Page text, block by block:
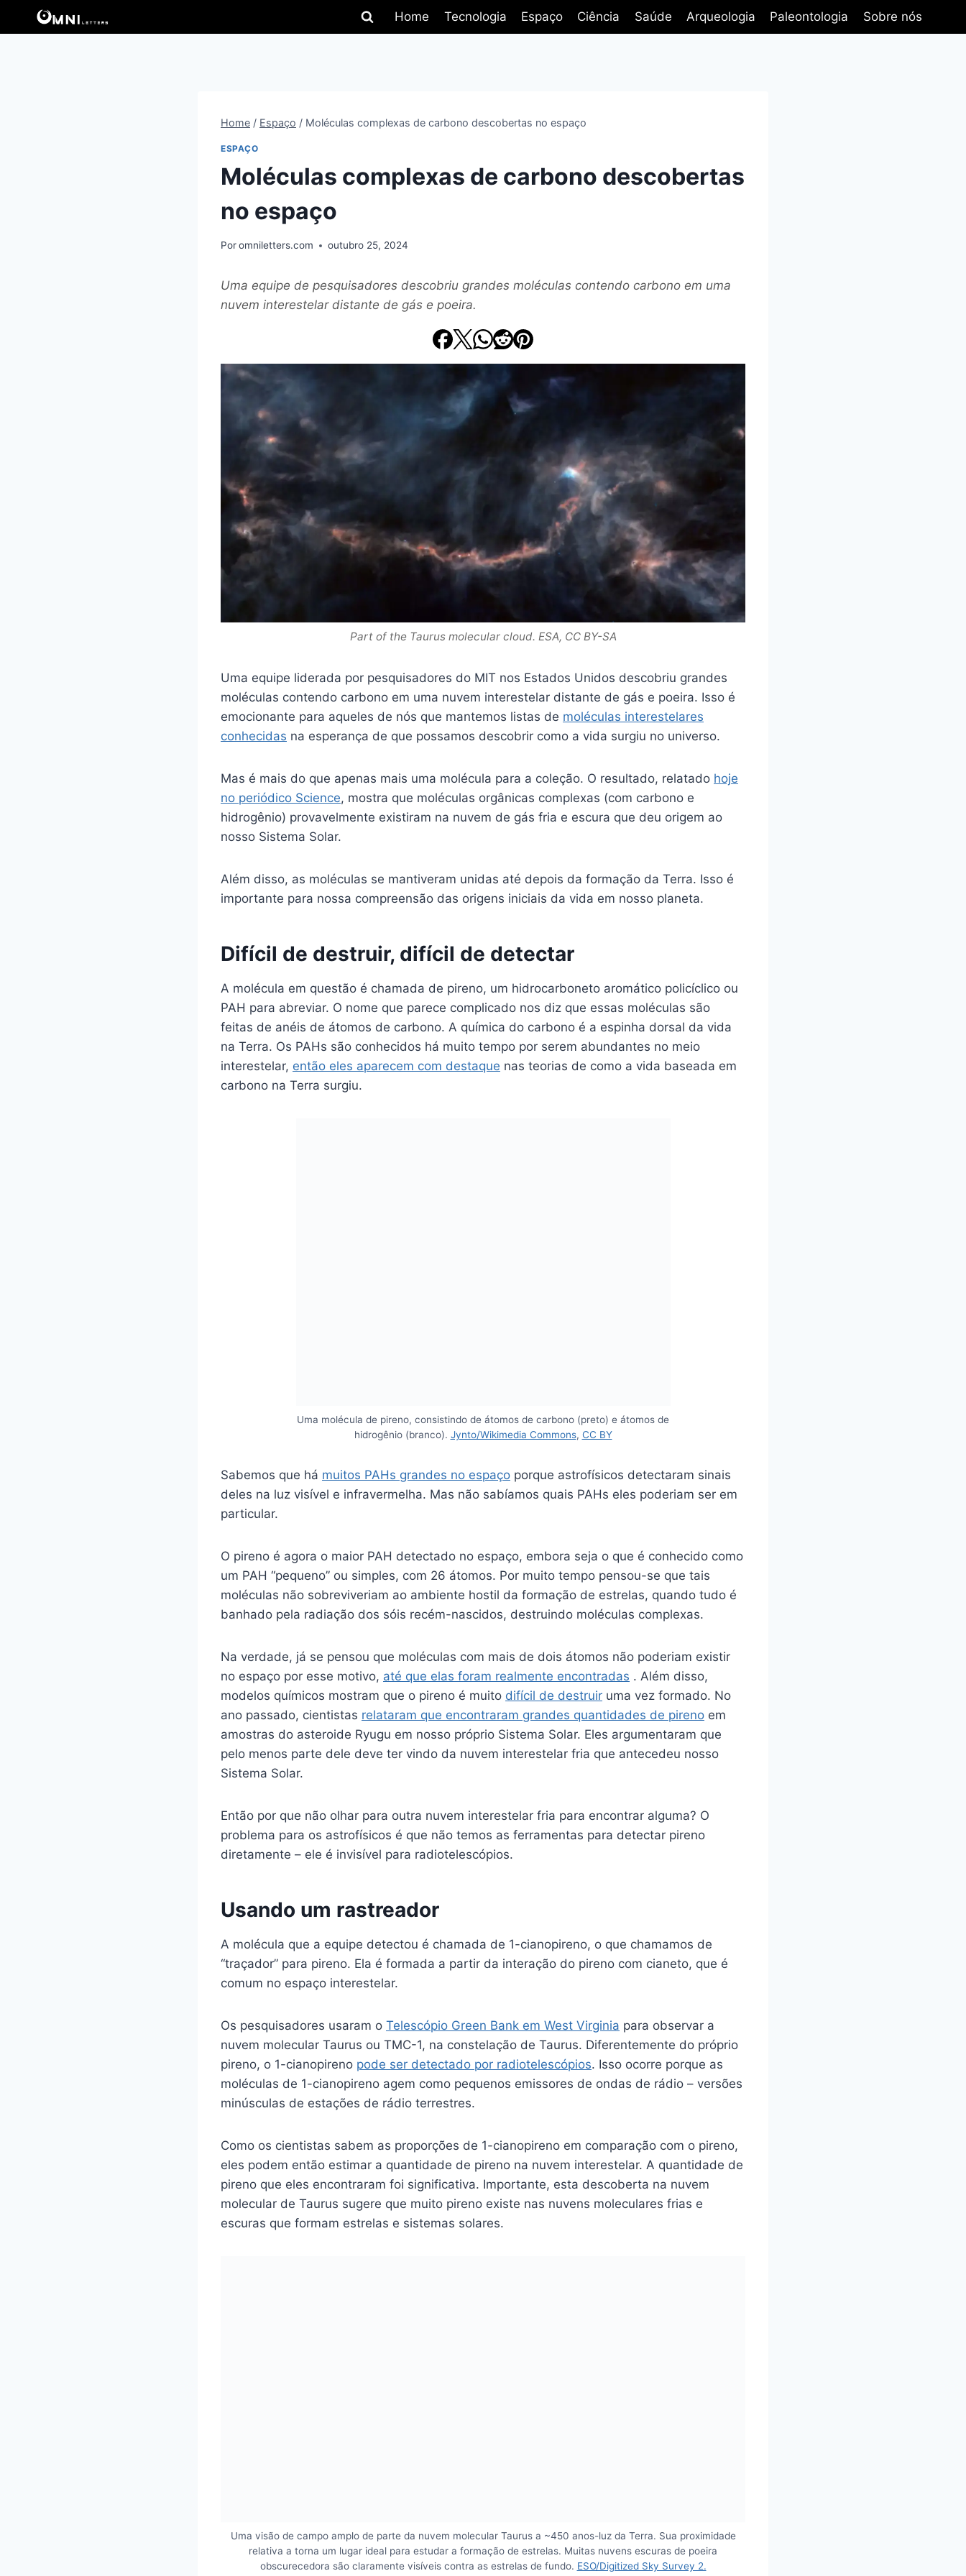
Home Tecnologia Espaço Ciência Saúde Arqueologia Paleontologia Sobre nós
Home / Espaço / Moléculas complexas de carbono descobertas no espaço
ESPAÇO
Moléculas complexas de carbono descobertas
no espaço
Poromniletters.com outubro 25, 2024
Uma equipe de pesquisadores descobriu grandes moléculas contendo carbono em uma
nuvem interestelar distante de gás e poeira.
Part of the Taurus molecular cloud. ESA, CC BY-SA
Uma equipe liderada por pesquisadores do MIT nos Estados Unidos descobriu grandes
moléculas contendo carbono em uma nuvem interestelar distante de gás e poeira. Isso é
emocionante para aqueles de nós que mantemos listas de moléculas interestelares
conhecidas na esperança de que possamos descobrir como a vida surgiu no universo.
Mas é mais do que apenas mais uma molécula para a coleção. O resultado, relatado hoje
no periódico Science, mostra que moléculas orgânicas complexas (com carbono e
hidrogênio) provavelmente existiram na nuvem de gás fria e escura que deu origem ao
nosso Sistema Solar.
Além disso, as moléculas se mantiveram unidas até depois da formação da Terra. Isso é
importante para nossa compreensão das origens iniciais da vida em nosso planeta.
Difícil de destruir, difícil de detectar
A molécula em questão é chamada de pireno, um hidrocarboneto aromático policíclico ou
PAH para abreviar. O nome que parece complicado nos diz que essas moléculas são
feitas de anéis de átomos de carbono. A química do carbono é a espinha dorsal da vida
na Terra. Os PAHs são conhecidos há muito tempo por serem abundantes no meio
interestelar, então eles aparecem com destaque nas teorias de como a vida baseada em
carbono na Terra surgiu.
Uma molécula de pireno, consistindo de átomos de carbono (preto) e átomos de
hidrogênio (branco). Jynto/Wikimedia Commons, CC BY
Sabemos que há muitos PAHs grandes no espaço porque astrofísicos detectaram sinais
deles na luz visível e infravermelha. Mas não sabíamos quais PAHs eles poderiam ser em
particular.
O pireno é agora o maior PAH detectado no espaço, embora seja o que é conhecido como
um PAH “pequeno” ou simples, com 26 átomos. Por muito tempo pensou-se que tais
moléculas não sobreviveriam ao ambiente hostil da formação de estrelas, quando tudo é
banhado pela radiação dos sóis recém-nascidos, destruindo moléculas complexas.
Na verdade, já se pensou que moléculas com mais de dois átomos não poderiam existir
no espaço por esse motivo, até que elas foram realmente encontradas . Além disso,
modelos químicos mostram que o pireno é muito difícil de destruir uma vez formado. No
ano passado, cientistas relataram que encontraram grandes quantidades de pireno em
amostras do asteroide Ryugu em nosso próprio Sistema Solar. Eles argumentaram que
pelo menos parte dele deve ter vindo da nuvem interestelar fria que antecedeu nosso
Sistema Solar.
Então por que não olhar para outra nuvem interestelar fria para encontrar alguma? O
problema para os astrofísicos é que não temos as ferramentas para detectar pireno
diretamente – ele é invisível para radiotelescópios.
Usando um rastreador
A molécula que a equipe detectou é chamada de 1-cianopireno, o que chamamos de
“traçador” para pireno. Ela é formada a partir da interação do pireno com cianeto, que é
comum no espaço interestelar.
Os pesquisadores usaram o Telescópio Green Bank em West Virginia para observar a
nuvem molecular Taurus ou TMC-1, na constelação de Taurus. Diferentemente do próprio
pireno, o 1-cianopireno pode ser detectado por radiotelescópios. Isso ocorre porque as
moléculas de 1-cianopireno agem como pequenos emissores de ondas de rádio – versões
minúsculas de estações de rádio terrestres.
Como os cientistas sabem as proporções de 1-cianopireno em comparação com o pireno,
eles podem então estimar a quantidade de pireno na nuvem interestelar. A quantidade de
pireno que eles encontraram foi significativa. Importante, esta descoberta na nuvem
molecular de Taurus sugere que muito pireno existe nas nuvens moleculares frias e
escuras que formam estrelas e sistemas solares.
Uma visão de campo amplo de parte da nuvem molecular Taurus a ~450 anos-luz da Terra. Sua proximidade
relativa a torna um lugar ideal para estudar a formação de estrelas. Muitas nuvens escuras de poeira
obscurecedora são claramente visíveis contra as estrelas de fundo. ESO/Digitized Sky Survey 2.